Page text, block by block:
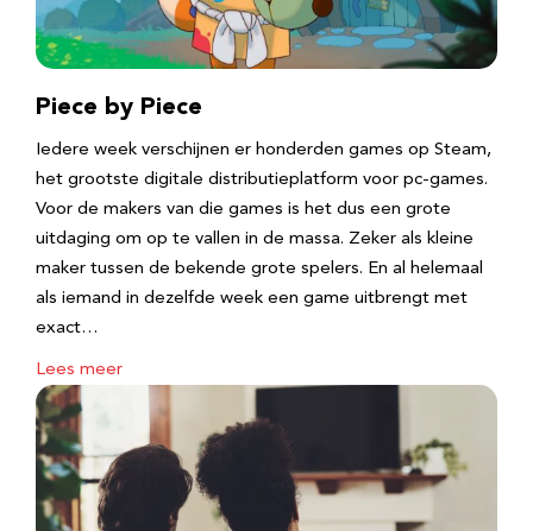
Piece by Piece
Iedere week verschijnen er honderden games op Steam,
het grootste digitale distributieplatform voor pc-games.
Voor de makers van die games is het dus een grote
uitdaging om op te vallen in de massa. Zeker als kleine
maker tussen de bekende grote spelers. En al helemaal
als iemand in dezelfde week een game uitbrengt met
exact…
Lees meer